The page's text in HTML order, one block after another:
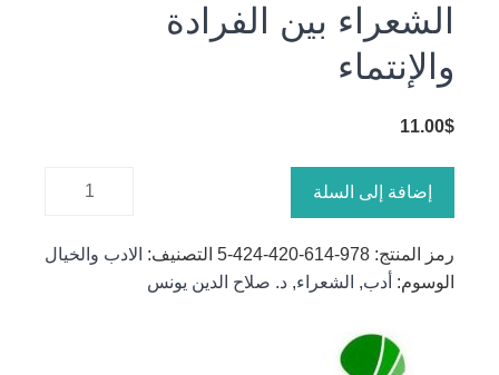
الشعراء بين الفرادة
والإنتماء
11.00$
والإنتماء
إضافة إلى السلة
رمز المنتج: 978-614-420-424-5 التصنيف: الادب والخيال
الوسوم: أدب, الشعراء, د. صلاح الدين يونس